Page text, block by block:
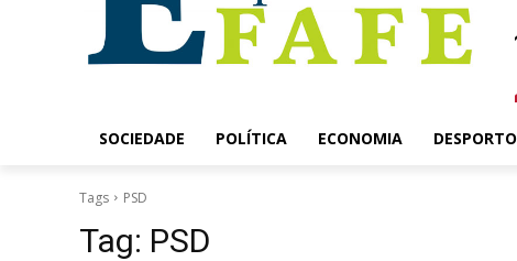
SOCIEDADE POLÍTICA ECONOMIA DESPORTO
Tags PSD
Tag: PSD